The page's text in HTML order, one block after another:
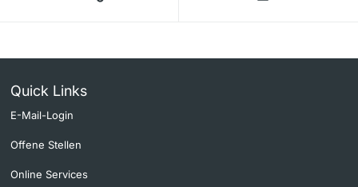
Quick Links
E-Mail-Login
Offene Stellen
Online Services